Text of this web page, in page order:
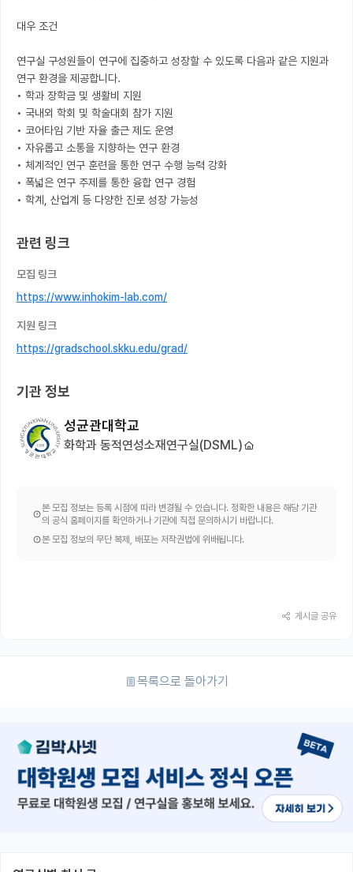
대우 조건
연구실 구성원들이 연구에 집중하고 성장할 수 있도록 다음과 같은 지원과
연구 환경을 제공합니다.
• 학과 장학금 및 생활비 지원
• 국내외 학회 및 학술대회 참가 지원
• 코어타임 기반 자율 출근 제도 운영
• 자유롭고 소통을 지향하는 연구 환경
• 체계적인 연구 훈련을 통한 연구 수행 능력 강화
• 폭넓은 연구 주제를 통한 융합 연구 경험
• 학계, 산업계 등 다양한 진로 성장 가능성
관련 링크
모집 링크
https://www.inhokim-lab.com/
지원 링크
https://gradschool.skku.edu/grad/
기관 정보
성균관대학교
화학과 동적연성소재연구실(DSML)
본 모집 정보는 등록 시점에 따라 변경될 수 있습니다. 정확한 내용은 해당 기관
의 공식 홈페이지를 확인하거나 기관에 직접 문의하시기 바랍니다.
본 모집 정보의 무단 복제, 배포는 저작권법에 위배됩니다.
게시글 공유
목록으로 돌아가기